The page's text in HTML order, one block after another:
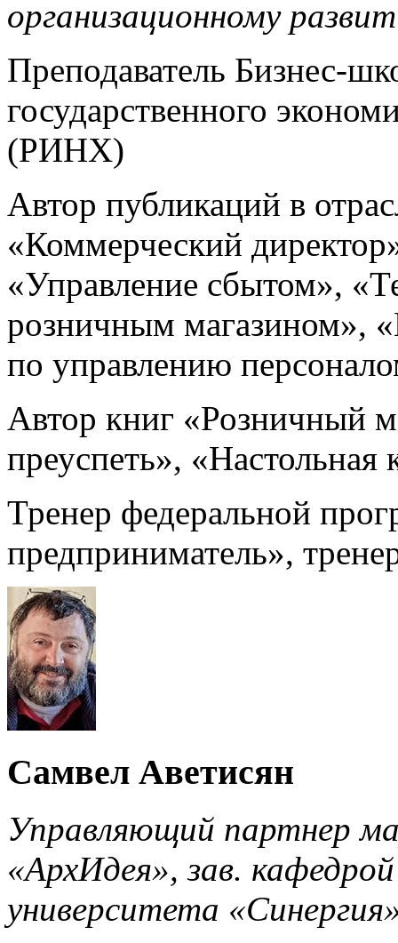
организационному
Преподаватель Бизнес-
государственного
(РИНХ)
Автор публикаций в
«Коммерческий
«Управление сбытом»,
розничным магазином»,
по управлению
Автор книг «Розничный
преуспеть», «Настольная
Тренер федеральной
предприниматель»,
Самвел Аветисян
Управляющий партнер
«АрхИдея», зав.
университета